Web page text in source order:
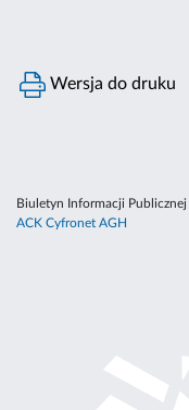
Wersja do druku
Biuletyn Informacji
ACK Cyfronet AGH